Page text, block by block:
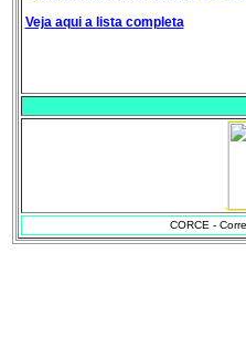
Veja aqui a lista completa
CORCE -